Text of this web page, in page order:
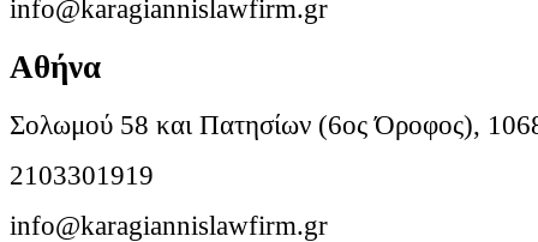
info@karagiannislawfirm.gr
Αθήνα
Σολωμού 58 και Πατησίων (6ος Όροφος),
2103301919
info@karagiannislawfirm.gr